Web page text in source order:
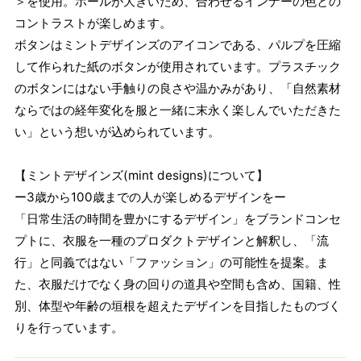
コントラストが楽しめます。
ボタンはミントデザインズのアイコンである、パルプを圧縮
して作られた紙のボタンが使用されています。プラスチック
のボタンにはない手触りの良さや温かみがあり、「自然素材
ならではの経年変化を服と一緒に末永く楽しんでいただきた
い」という想いが込められています。
【ミントデザインズ(mint designs)について】
ー3歳から100歳までの人が楽しめるデザインをー
「日常生活の時間を豊かにするデザイン」をブランドコンセ
プトに、衣服を一種のプロダクトデザインと解釈し、「流
行」と同義ではない「ファッション」の可能性を提案。ま
た、衣服だけでなく身の回りの道具や空間も含め、国籍、性
別、体型や年齢の垣根を超えたデザインを目指したものづく
りを行っています。